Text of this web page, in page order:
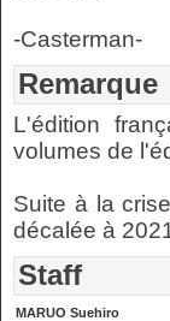
-Casterman-
Remarque
L'édition
volumes de
Suite à la
décalée à
Staff
MARUO Suehiro